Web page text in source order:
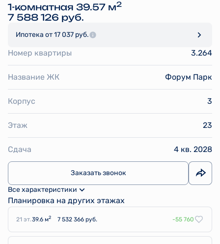
1-комнатная 39.57 м2
7 588 126 руб.
Ипотека от 17 037 руб.
Номер квартиры 3.264
Название ЖК Форум Парк
Корпус 3
Этаж 23
Сдача 4 кв. 2028
Заказать звонок
Все характеристики
Планировка на других этажах
21 эт.39.6 м2 7 532 366 руб. -55 760